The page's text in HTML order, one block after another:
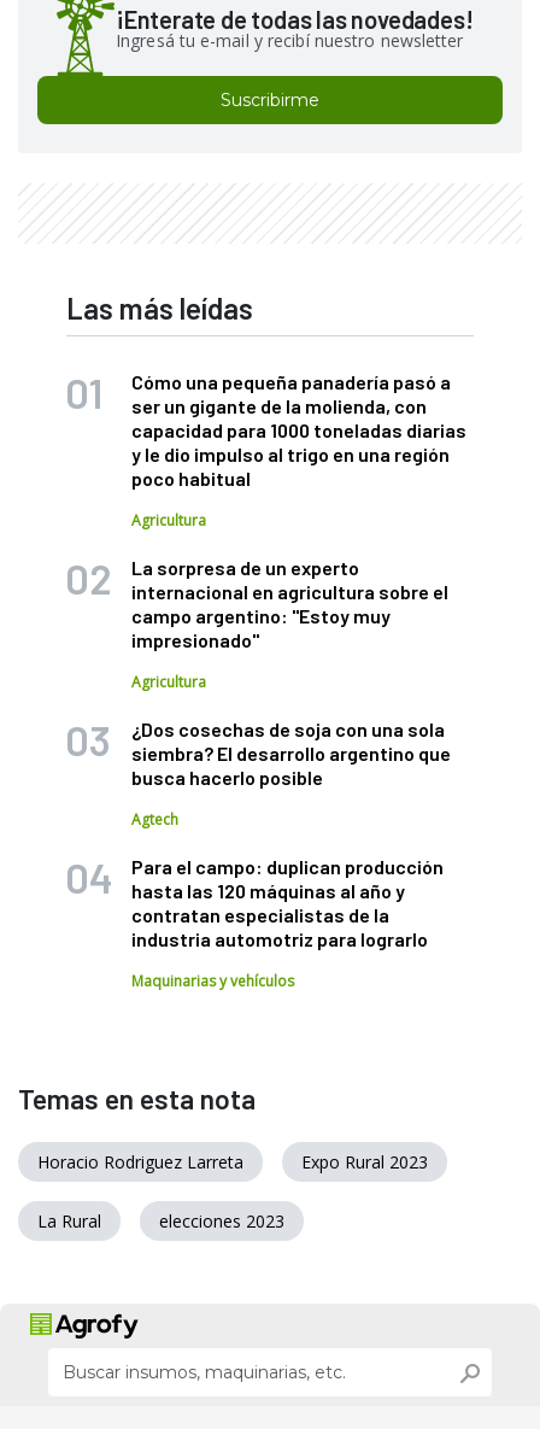
¡Enterate de todas las novedades!
Ingresá tu e-mail y recibí nuestro newsletter
Suscribirme
Las más leídas
Cómo una pequeña panadería pasó a
ser un gigante de la molienda, con
capacidad para 1000 toneladas diarias
y le dio impulso al trigo en una región
poco habitual
Agricultura
La sorpresa de un experto
internacional en agricultura sobre el
campo argentino: "Estoy muy
impresionado"
Agricultura
¿Dos cosechas de soja con una sola
siembra? El desarrollo argentino que
busca hacerlo posible
Agtech
Para el campo: duplican producción
hasta las 120 máquinas al año y
contratan especialistas de la
industria automotriz para lograrlo
Maquinarias y vehículos
Temas en esta nota
Horacio Rodriguez Larreta Expo Rural 2023
La Rural elecciones 2023